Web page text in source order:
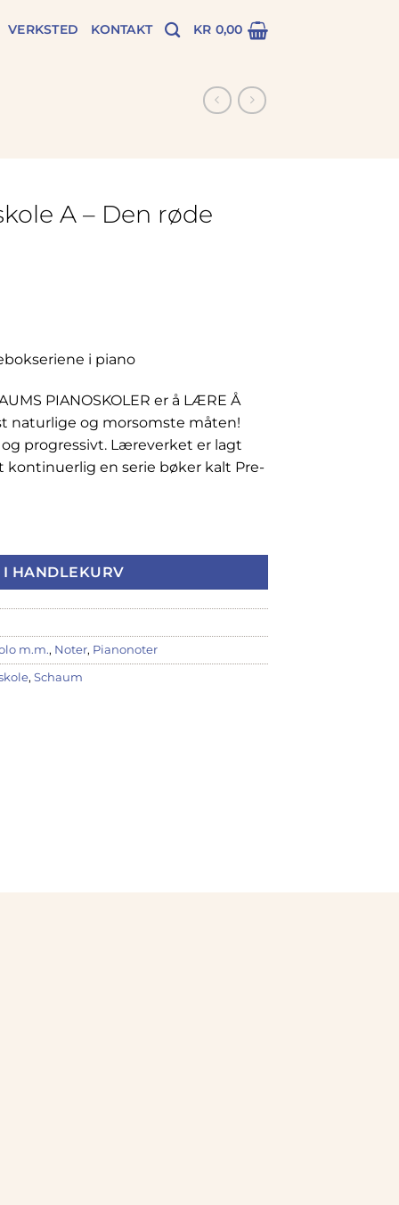
VERKSTED KONTAKT KR 0,00
A – Den røde
i piano
PIANOSKOLER er å LÆRE Å
naturlige og morsomste måten!
progressivt. Læreverket er lagt
kontinuerlig en serie bøker kalt Pre-
I HANDLEKURV
m.m., Noter, Pianonoter
, Schaum